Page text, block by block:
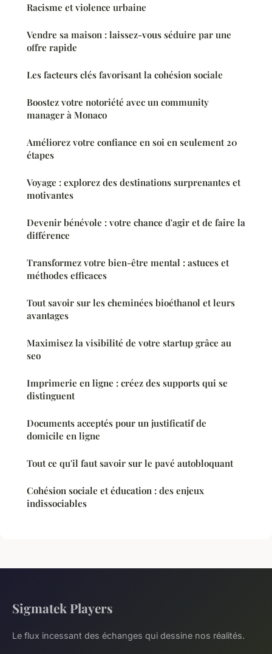
Racisme et violence urbaine
Vendre sa maison : laissez-vous séduire par une
offre rapide
Les facteurs clés favorisant la cohésion sociale
Boostez votre notoriété avec un community
manager à Monaco
Améliorez votre confiance en soi en seulement 20
étapes
Voyage : explorez des destinations surprenantes et
motivantes
Devenir bénévole : votre chance d'agir et de faire la
différence
Transformez votre bien-être mental : astuces et
méthodes efficaces
Tout savoir sur les cheminées bioéthanol et leurs
avantages
Maximisez la visibilité de votre startup grâce au
seo
Imprimerie en ligne : créez des supports qui se
distinguent
Documents acceptés pour un justificatif de
domicile en ligne
Tout ce qu'il faut savoir sur le pavé autobloquant
Cohésion sociale et éducation : des enjeux
indissociables
Sigmatek Players
Le flux incessant des échanges qui dessine nos réalités.